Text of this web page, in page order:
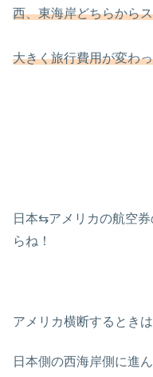
西、東海岸どちらから
大きく旅行費用が変わ
日本⇆アメリカの航空
らね！
アメリカ横断するとき
日本側の西海岸側に進